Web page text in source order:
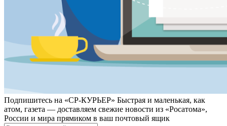
Подпишитесь на «СР-КУРЬЕР» Быстрая и маленькая, как
атом, газета — доставляем свежие новости из «Росатома»,
России и мира прямиком в ваш почтовый ящик